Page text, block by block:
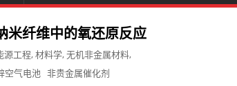
米纤维中的氧还原反应
源工程,材料学,无机非金属材料,
空气电池 非贵金属催化剂